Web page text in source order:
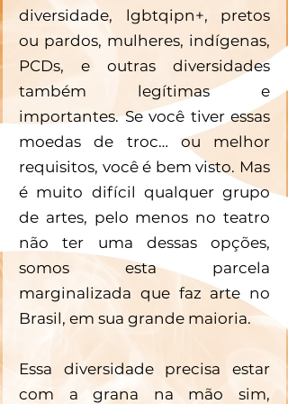
diversidade, lgbtqipn+, pretos
ou pardos, mulheres, indígenas,
PCDs, e outras diversidades
também legítimas e
importantes. Se você tiver essas
moedas de troc… ou melhor
requisitos, você é bem visto. Mas
é muito difícil qualquer grupo
de artes, pelo menos no teatro
não ter uma dessas opções,
somos esta parcela
marginalizada que faz arte no
Brasil, em sua grande maioria.
Essa diversidade precisa estar
com a grana na mão sim,